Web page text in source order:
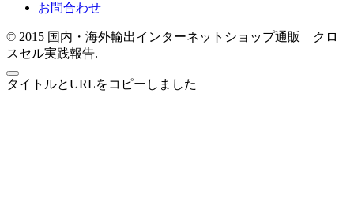
お問合わせ
© 2015 国内・海外輸出インターネットショップ通販 クロ
スセル実践報告.
タイトルとURLをコピーしました